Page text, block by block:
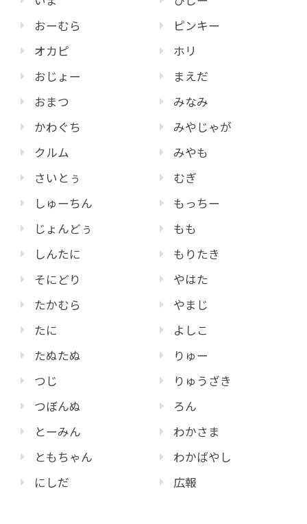
おーむら
オカピ
おじょー
おまつ
かわぐち
クルム
さいとぅ
しゅーちん
じょんどぅ
しんたに
そにどり
たかむら
たに
たぬたぬ
つじ
つぼんぬ
とーみん
ともちゃん
にしだ
ピンキー
ホリ
まえだ
みなみ
みやじゃが
みやも
むぎ
もっちー
もも
もりたき
やはた
やまじ
よしこ
りゅー
りゅうざき
ろん
わかさま
わかばやし
広報